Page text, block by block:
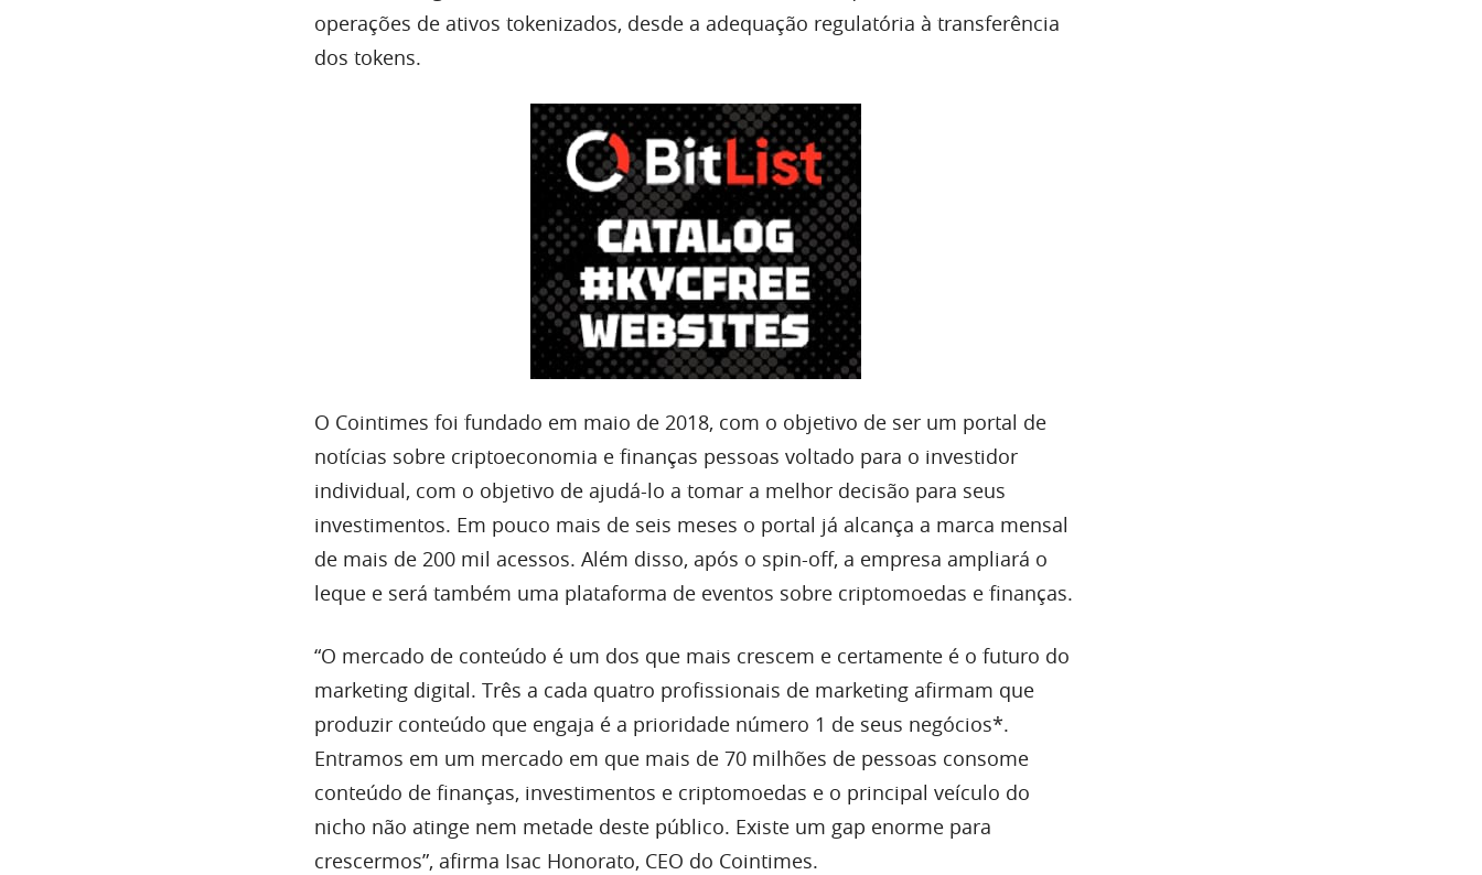
operações de ativos tokenizados, desde a adequação regulatória à transferência
dos tokens.
O Cointimes foi fundado em maio de 2018, com o objetivo de ser um portal de
notícias sobre criptoeconomia e finanças pessoas voltado para o investidor
individual, com o objetivo de ajudá-lo a tomar a melhor decisão para seus
investimentos. Em pouco mais de seis meses o portal já alcança a marca mensal
de mais de 200 mil acessos. Além disso, após o spin-off, a empresa ampliará o
leque e será também uma plataforma de eventos sobre criptomoedas e finanças.
“O mercado de conteúdo é um dos que mais crescem e certamente é o futuro do
marketing digital. Três a cada quatro profissionais de marketing afirmam que
produzir conteúdo que engaja é a prioridade número 1 de seus negócios*.
Entramos em um mercado em que mais de 70 milhões de pessoas consome
conteúdo de finanças, investimentos e criptomoedas e o principal veículo do
nicho não atinge nem metade deste público. Existe um gap enorme para
crescermos”, afirma Isac Honorato, CEO do Cointimes.